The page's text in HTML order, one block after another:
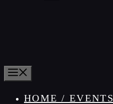
HOME / EVENTS